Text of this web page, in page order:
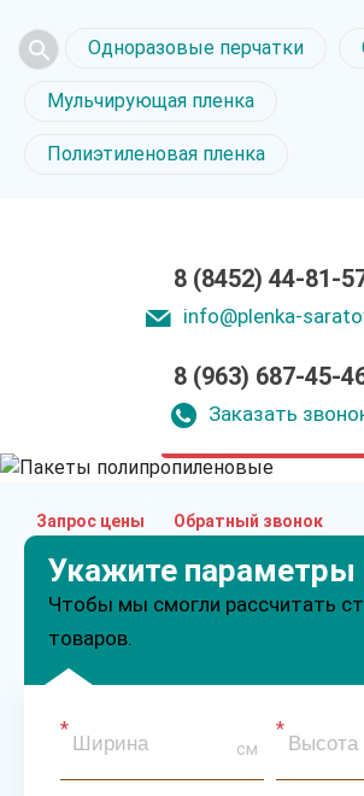
Одноразовые перчатки
Мульчирующая пленка
Полиэтиленовая пленка
8 (8452) 44-81-
info@plenka-
8 (963) 687-45-
Заказать
полипропиленовые
в Саратове
Запрос цены Обратный звонок
Укажите параметры
Чтобы мы смогли рассчитать
товаров.
см